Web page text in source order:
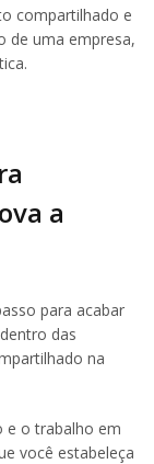
compartilhado e
de uma empresa,
a
para acabar
das
na
e o trabalho em
você estabeleça